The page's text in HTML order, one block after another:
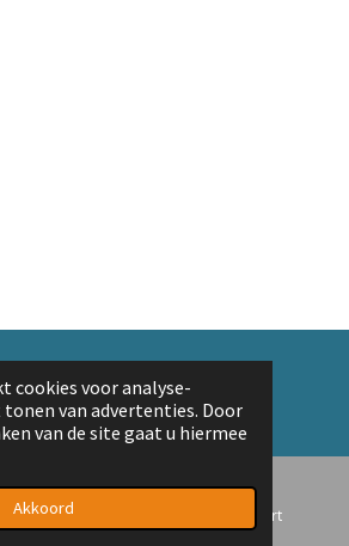
cookies voor analyse-
van advertenties. Door
van de site gaat u hiermee
Akkoord
Telefoonnummer Kaart